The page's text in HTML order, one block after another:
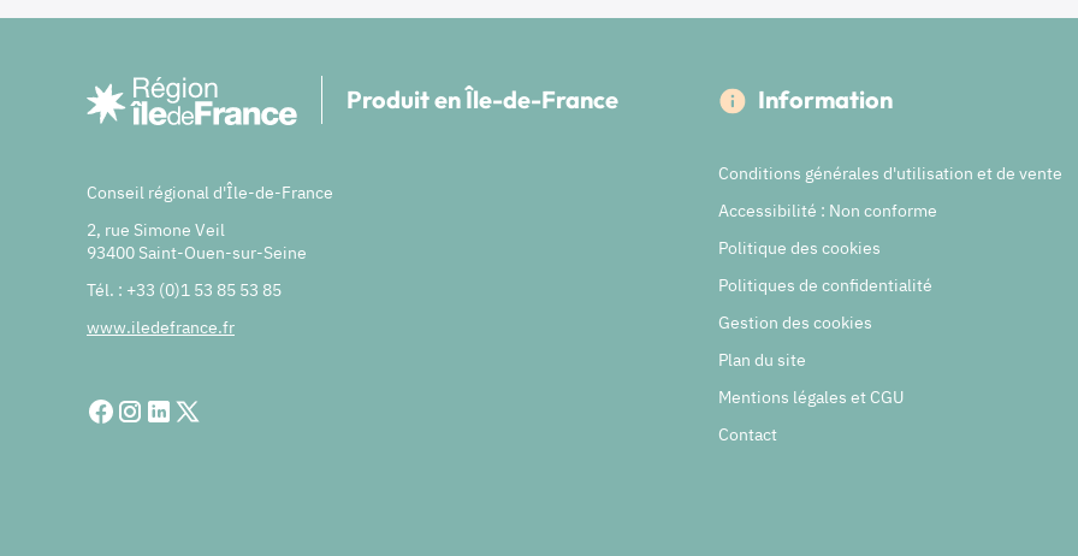
Produit en Île-de-France
Conseil régional d'Île-de-France
2, rue Simone Veil
93400 Saint-Ouen-sur-Seine
Tél. : +33 (0)1 53 85 53 85
www.iledefrance.fr
Information
Conditions générales d'utilisation et de vente
Accessibilité : Non conforme
Politique des cookies
Politiques de confidentialité
Gestion des cookies
Plan du site
Mentions légales et CGU
Contact